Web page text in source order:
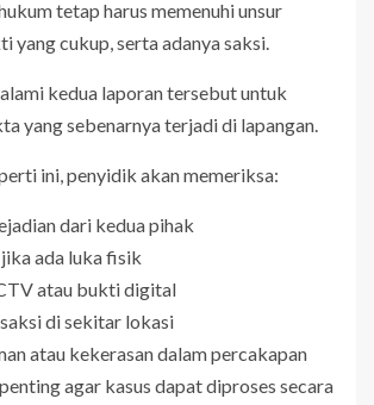
tetap harus memenuhi unsur
yang cukup, serta adanya saksi.
kedua laporan tersebut untuk
yang sebenarnya terjadi di lapangan.
ini, penyidik akan memeriksa:
dari kedua pihak
ada luka fisik
atau bukti digital
di sekitar lokasi
atau kekerasan dalam percakapan
agar kasus dapat diproses secara